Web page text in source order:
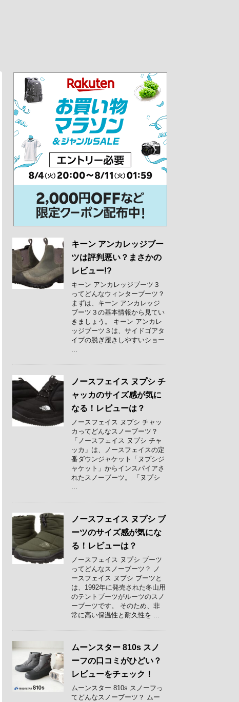
キーン アンカレッジブー
ツは評判悪い？まさかの
レビュー!?
キーン アンカレッジブーツ３
ってどんなウィンターブーツ？
まずは、キーン アンカレッジ
ブーツ３の基本情報から見てい
きましょう。 キーン アンカレ
ッジブーツ３は、サイドゴアタ
イプの脱ぎ履きしやすいショー
...
ノースフェイス ヌプシ チ
ャッカのサイズ感が気に
なる！レビューは？
ノースフェイス ヌプシ チャッ
カってどんなスノーブーツ？
「ノースフェイス ヌプシ チャ
ッカ」は、ノースフェイスの定
番ダウンジャケット「ヌプシジ
ャケット」からインスパイアさ
れたスノーブーツ。 「ヌプシ
...
ノースフェイス ヌプシ ブ
ーツのサイズ感が気にな
る！レビューは？
ノースフェイス ヌプシ ブーツ
ってどんなスノーブーツ？ ノ
ースフェイス ヌプシ ブーツと
は、1992年に発売された冬山用
のテントブーツがルーツのスノ
ーブーツです。 そのため、非
常に高い保温性と耐久性を ...
ムーンスター 810s スノ
ーフの口コミがひどい？
レビューをチェック！
ムーンスター 810s スノーフっ
てどんなスノーブーツ？ ムー